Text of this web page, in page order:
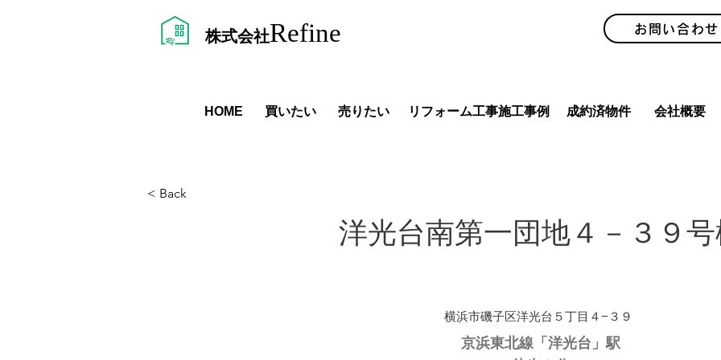
株式会社Refine お問い合わせ
HOME ​買いたい 売りたい リフォーム工事施工事例 成約済物件 会社概要
< Back
洋光台南第一団地４－３９
横浜市磯子区洋光台５丁目４−３９
京浜東北線「洋光台」駅